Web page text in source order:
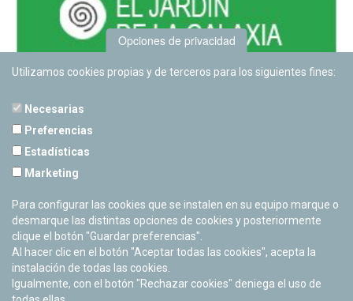
Cerrado Temporalmente
Opciones de privacidad
Utilizamos cookies propias y de terceros para los siguientes fines:
Necesarias
Preferencias
Estadísticas
Marketing
Para configurar las cookies que se instalen en su equipo marque o
desmarque las distintas opciones de cookies y posteriormente
clique el botón "Guardar preferencias".
Al hacer clic en el botón "Aceptar todas las cookies", acepta la
instalación de todas las cookies.
Igualmente, con el botón "Rechazar cookies" deniega el uso de